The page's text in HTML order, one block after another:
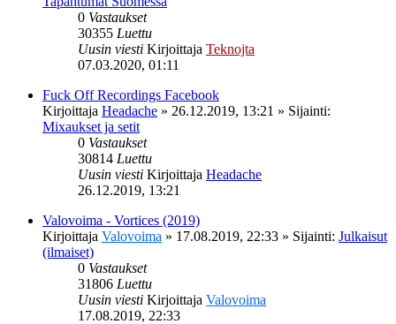
0 Vastaukset
30355 Luettu
Uusin viesti Kirjoittaja Teknojta
07.03.2020, 01:11
Fuck Off Recordings Facebook
Kirjoittaja Headache » 26.12.2019, 13:21 » Sijainti:
Mixaukset ja setit
0 Vastaukset
30814 Luettu
Uusin viesti Kirjoittaja Headache
26.12.2019, 13:21
Valovoima - Vortices (2019)
Kirjoittaja Valovoima » 17.08.2019, 22:33 » Sijainti: Julkaisut
(ilmaiset)
0 Vastaukset
31806 Luettu
Uusin viesti Kirjoittaja Valovoima
17.08.2019, 22:33